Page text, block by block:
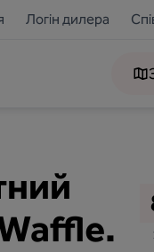
Логін дилера